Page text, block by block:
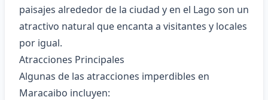
paisajes alrededor de la ciudad y en el Lago son un
atractivo natural que encanta a visitantes y locales
por igual.
Atracciones Principales
Algunas de las atracciones imperdibles en
Maracaibo incluyen: